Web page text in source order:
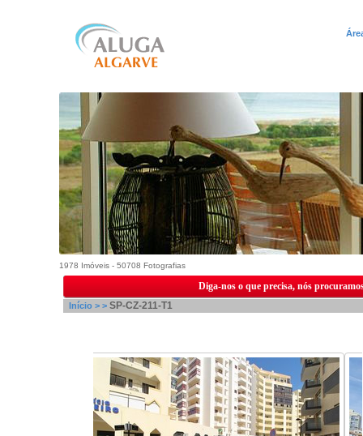
1978 Imóveis - 50708 Fotografias
Diga-nos o que precisa, nós
Início > > SP-CZ-211-T1